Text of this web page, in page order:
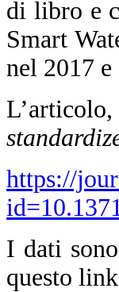
di libro e
Smart
nel 2017 e
https://
I dati
questo